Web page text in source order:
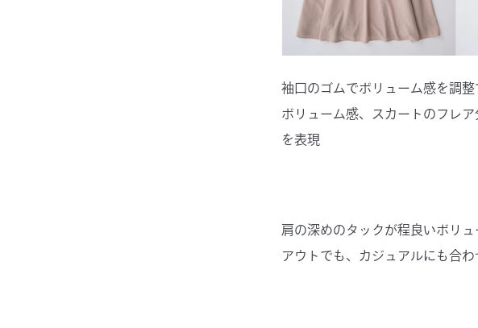
袖口のゴムでボリューム感を調
ボリューム感、スカートのフレ
を表現
肩の深めのタックが程良いボリ
アウトでも、カジュアルにも合